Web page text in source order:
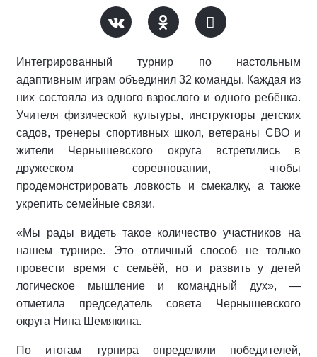
Интегрированный турнир по настольным
адаптивным играм объединил 32 команды. Каждая из
них состояла из одного взрослого и одного ребёнка.
Учителя физической культуры, инструкторы детских
садов, тренеры спортивных школ, ветераны СВО и
жители Чернышевского округа встретились в
дружеском соревновании, чтобы
продемонстрировать ловкость и смекалку, а также
укрепить семейные связи.
«Мы рады видеть такое количество участников на
нашем турнире. Это отличный способ не только
провести время с семьёй, но и развить у детей
логическое мышление и командный дух», —
отметила председатель совета Чернышевского
округа Нина Шемякина.
По итогам турнира определили победителей,